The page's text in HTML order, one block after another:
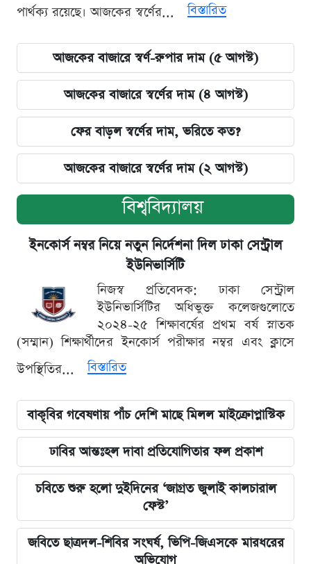
পার্থক্য রয়েছে। আজকের স্বর্ণের...
বিস্তারিত
আজকের বাজারে স্বর্ণ-রুপার দাম (৫ আগস্ট)
আজকের বাজারে স্বর্ণের দাম (৪ আগস্ট)
ফের বাড়ল স্বর্ণের দাম, ভরিতে কত?
আজকের বাজারে স্বর্ণের দাম (২ আগস্ট)
বিশ্ববিদ্যালয়
ইনকোর্স নম্বর নিয়ে নতুন নির্দেশনা দিল ঢাকা সেন্ট্রাল
ইউনিভার্সিটি
নিজস্ব প্রতিবেদক: ঢাকা সেন্ট্রাল
ইউনিভার্সিটির অধিভুক্ত কলেজগুলোতে
২০২৪-২৫ শিক্ষাবর্ষের প্রথম বর্ষ স্নাতক
(সম্মান) শিক্ষার্থীদের ইনকোর্স পরীক্ষার নম্বর এবং ক্লাসে
উপস্থিতির...
বিস্তারিত
বাকৃবির গবেষণায় পাঁচ দেশি মাছে মিলল মাইক্রোপ্লাস্টিক
ঢাবির আন্তঃহল দাবা প্রতিযোগিতার ফল প্রকাশ
চবিতে শুরু হলো দুইদিনের ‘জাগ্রত জুলাই কালচারাল
ফেস্ট’
জবিতে ছাত্রদল-শিবির সংঘর্ষ, ভিপি-জিএসকে মারধরের
অভিযোগ